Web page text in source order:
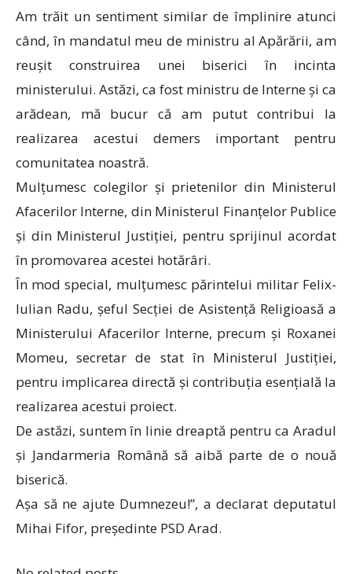
Am trăit un sentiment similar de împlinire atunci
când, în mandatul meu de ministru al Apărării, am
reușit construirea unei biserici în incinta
ministerului. Astăzi, ca fost ministru de Interne și ca
arădean, mă bucur că am putut contribui la
realizarea acestui demers important pentru
comunitatea noastră.
Mulțumesc colegilor și prietenilor din Ministerul
Afacerilor Interne, din Ministerul Finanțelor Publice
și din Ministerul Justiției, pentru sprijinul acordat
în promovarea acestei hotărâri.
În mod special, mulțumesc părintelui militar Felix-
Iulian Radu, șeful Secției de Asistență Religioasă a
Ministerului Afacerilor Interne, precum și Roxanei
Momeu, secretar de stat în Ministerul Justiției,
pentru implicarea directă și contribuția esențială la
realizarea acestui proiect.
De astăzi, suntem în linie dreaptă pentru ca Aradul
și Jandarmeria Română să aibă parte de o nouă
biserică.
Așa să ne ajute Dumnezeu!”, a declarat deputatul
Mihai Fifor, președinte PSD Arad.